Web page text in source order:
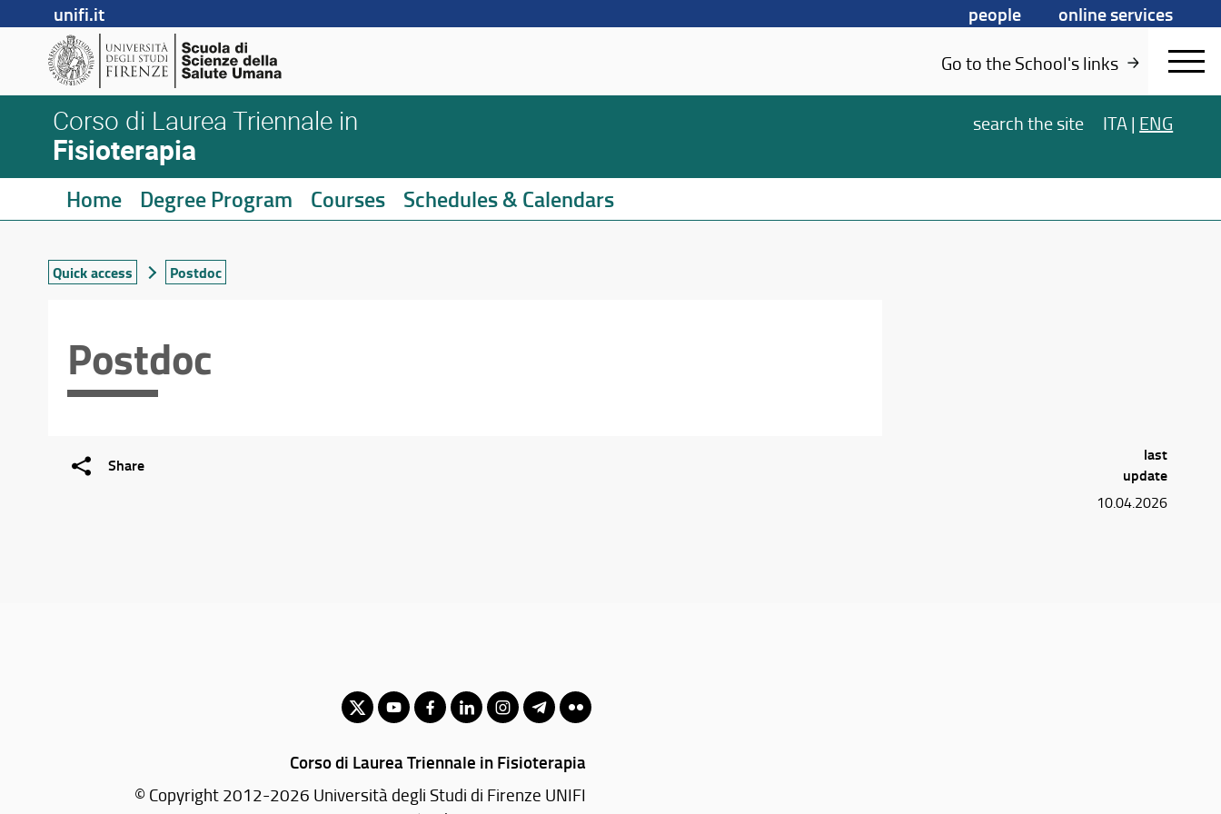
unifi.it people
online services
Go to the School's links
Corso di Laurea Triennale in
Fisioterapia
searchthe site ITA | ENG
Home Degree Program Courses Schedules & Calendars
Quick access Postdoc
Postdoc
Share
last
update
10.04.2026
Corso di Laurea Triennale in Fisioterapia
© Copyright 2012-2026 Università degli Studi di Firenze UNIFI